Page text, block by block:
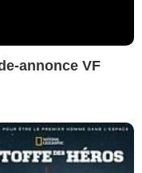
annonce VF